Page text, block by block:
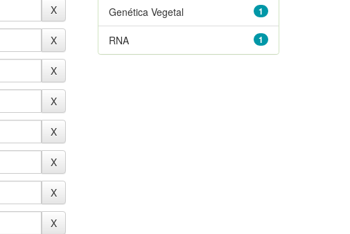
1
Genética Vegetal
1
RNA